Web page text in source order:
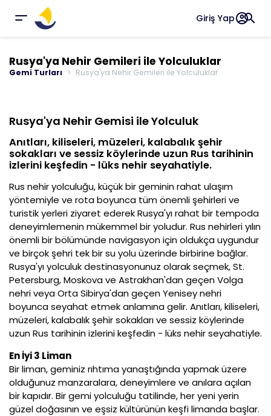
Giriş Yapaccount_circlesearch
Rusya'ya Nehir Gemileri ile Yolculuklar
Gemi Turları Rusya'ya Nehir Gemileri ile Yolculuklar
Rusya'ya Nehir Gemisi ile Yolculuk
Anıtları, kiliseleri, müzeleri, kalabalık şehir
sokakları ve sessiz köylerinde uzun Rus tarihinin
izlerini keşfedin - lüks nehir seyahatiyle.
Rus nehir yolculuğu, küçük bir geminin rahat ulaşım
yöntemiyle ve rota boyunca tüm önemli şehirleri ve
turistik yerleri ziyaret ederek Rusya'yı rahat bir tempoda
deneyimlemenin mükemmel bir yoludur. Rus nehirleri yılın
önemli bir bölümünde navigasyon için oldukça uygundur
ve birçok şehri tek bir su yolu üzerinde birbirine bağlar.
Rusya'yı yolculuk destinasyonunuz olarak seçmek, St.
Petersburg, Moskova ve Astrakhan'dan geçen Volga
nehri veya Orta Sibirya'dan geçen Yenisey nehri
boyunca seyahat etmek anlamına gelir. Anıtları, kiliseleri,
müzeleri, kalabalık şehir sokakları ve sessiz köylerinde
uzun Rus tarihinin izlerini keşfedin - lüks nehir seyahatiyle.
En İyi 3 Liman
Bir liman, geminiz rıhtıma yanaştığında yapmak üzere
olduğunuz manzaralara, deneyimlere ve anılara açılan
bir kapıdır. Bir gemi yolculuğu tatilinde, her yeni yerin
güzel doğasının ve eşsiz kültürünün keşfi limanda başlar.